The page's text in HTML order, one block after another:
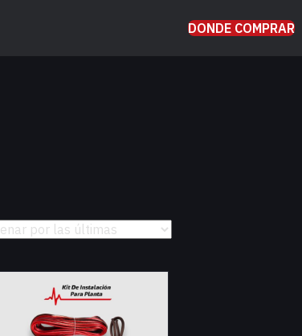
DONDE COMPRAR